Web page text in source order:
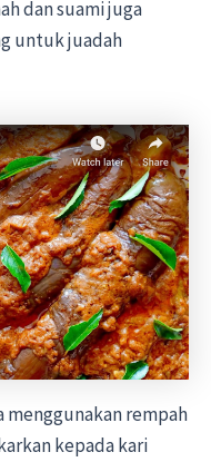
dan suami juga
untuk juadah
menggunakan rempah
kepada kari